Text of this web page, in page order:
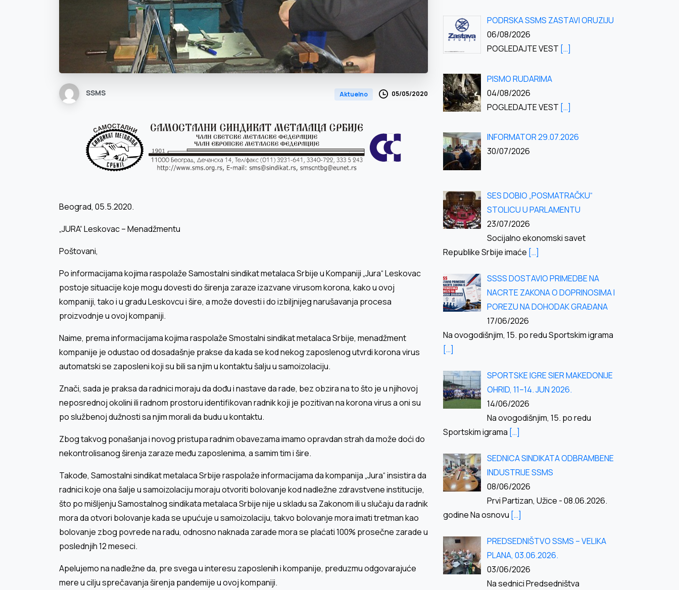
SSMS Aktuelno 05/05/2020
Beograd, 05.5.2020.
„JURA“ Leskovac – Menadžmentu
Poštovani,
Po informacijama kojima raspolaže Samostalni sindikat metalaca Srbije u Кompaniji „Jura“ Leskovac
postoje situacije koje mogu dovesti do širenja zaraze izazvane virusom korona, kako u ovoj
kompaniji, tako i u gradu Leskovcu i šire, a može dovesti i do izbiljnijeg narušavanja procesa
proizvodnje u ovoj kompaniji.
Naime, prema informacijama kojima raspolaže Smostalni sindikat metalaca Srbije, menadžment
kompanije je odustao od dosadašnje prakse da kada se kod nekog zaposlenog utvrdi korona virus
automatski se zaposleni koji su bili sa njim u kontaktu šalju u samoizolaciju.
Znači, sada je praksa da radnici moraju da dođu i nastave da rade, bez obzira na to što je u njihovoj
neposrednoj okolini ili radnom prostoru identifikovan radnik koji je pozitivan na korona virus a oni su
po službenoj dužnosti sa njim morali da budu u kontaktu.
Zbog takvog ponašanja i novog pristupa radnim obavezama imamo opravdan strah da može doći do
nekontrolisanog širenja zaraze među zaposlenima, a samim tim i šire.
Takođe, Samostalni sindikat metalaca Srbije raspolaže informacijama da kompanija „Jura“ insistira da
radnici koje ona šalje u samoizolaciju moraju otvoriti bolovanje kod nadležne zdravstvene institucije,
što po mišljenju Samostalnog sindikata metalaca Srbije nije u skladu sa Zakonom ili u slučaju da radnik
mora da otvori bolovanje kada se upućuje u samoizolaciju, takvo bolovanje mora imati tretman kao
bolovanje zbog povrede na radu, odnosno naknada zarade mora se plaćati 100% prosečne zarade u
poslednjih 12 meseci.
Apelujemo na nadležne da, pre svega u interesu zaposlenih i kompanije, preduzmu odgovarajuće
mere u cilju sprečavanja širenja pandemije u ovoj kompaniji.
PODRSKA SSMS ZASTAVI ORUZIJU
06/08/2026
POGLEDAJTE VEST […]
PISMO RUDARIMA
04/08/2026
POGLEDAJTE VEST […]
INFORMATOR 29.07.2026
30/07/2026
SES DOBIO „POSMATRAČKU“
STOLICU U PARLAMENTU
23/07/2026
Socijalno ekonomski savet
Republike Srbije imaće […]
SSSS DOSTAVIO PRIMEDBE NA
NACRTE ZAKONA O DOPRINOSIMA I
POREZU NA DOHODAK GRAĐANA
17/06/2026
Na ovogodišnjim, 15. po redu Sportskim igrama
[…]
SPORTSKE IGRE SIER MAKEDONIJE
OHRID, 11–14. JUN 2026.
14/06/2026
Na ovogodišnjim, 15. po redu
Sportskim igrama […]
SEDNICA SINDIKATA ODBRAMBENE
INDUSTRIJE SSMS
08/06/2026
Prvi Partizan, Užice - 08.06.2026.
godine Na osnovu […]
PREDSEDNIŠTVO SSMS – VELIKA
PLANA, 03.06.2026.
03/06/2026
Na sednici Predsedništva